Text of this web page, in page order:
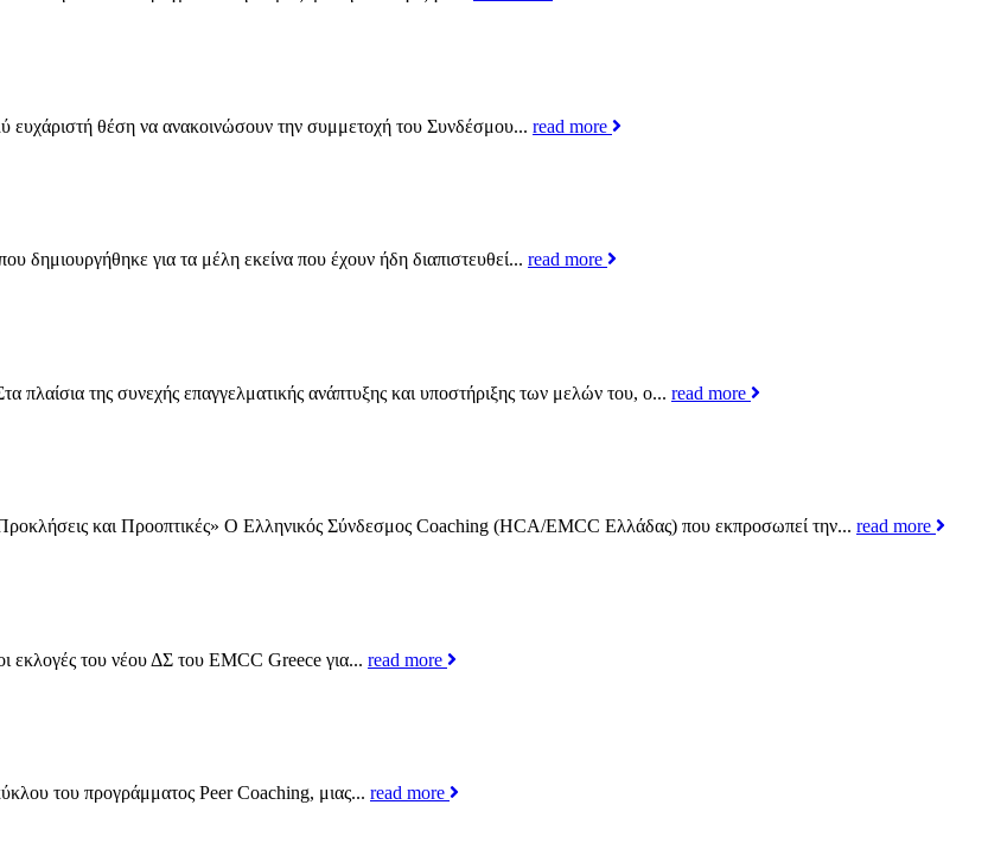
θέση να ανακοινώσουν την συμμετοχή του Συνδέσμου... read more
δημιουργήθηκε για τα μέλη εκείνα που έχουν ήδη διαπιστευθεί... read more
της συνεχής επαγγελματικής ανάπτυξης και υποστήριξης των μελών του, ο... read more
και Προοπτικές» Ο Ελληνικός Σύνδεσμος Coaching (HCA/EMCC Ελλάδας) που εκπροσωπεί την... read more
εκλογές του νέου ΔΣ του EMCC Greece για... read more
του προγράμματος Peer Coaching, μιας... read more